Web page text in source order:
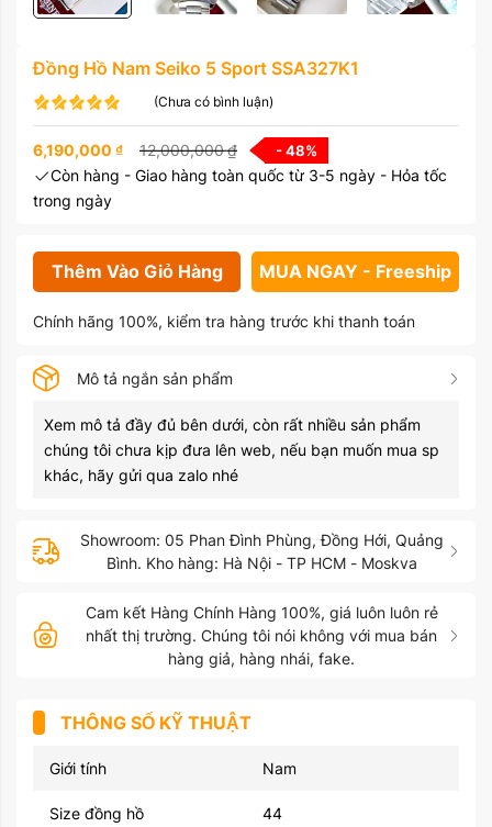
Đồng Hồ Nam Seiko 5 Sport SSA327K1
(Chưa có bình luận)
6,190,000 ₫ 12,000,000₫ - 48%
Còn hàng - Giao hàng toàn quốc từ 3-5 ngày - Hỏa tốc
trong ngày
Thêm Vào Giỏ Hàng MUA NGAY - Freeship
Chính hãng 100%, kiểm tra hàng trước khi thanh toán
Mô tả ngắn sản phẩm
Xem mô tả đầy đủ bên dưới, còn rất nhiều sản phẩm
chúng tôi chưa kịp đưa lên web, nếu bạn muốn mua sp
khác, hãy gửi qua zalo nhé
Showroom: 05 Phan Đình Phùng, Đồng Hới, Quảng
Bình. Kho hàng: Hà Nội - TP HCM - Moskva
Cam kết Hàng Chính Hàng 100%, giá luôn luôn rẻ
nhất thị trường. Chúng tôi nói không với mua bán
hàng giả, hàng nhái, fake.
THÔNG SỐ KỸ THUẬT
Giới tính Nam
Size đồng hồ 44